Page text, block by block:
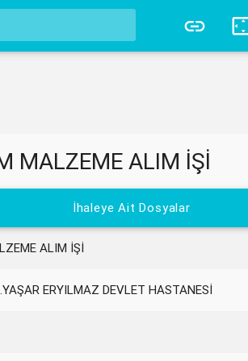
MALZEME ALIM İŞİ
İhaleye Ait Dosyalar
ALIM İŞİ
ERYILMAZ DEVLET HASTANESİ